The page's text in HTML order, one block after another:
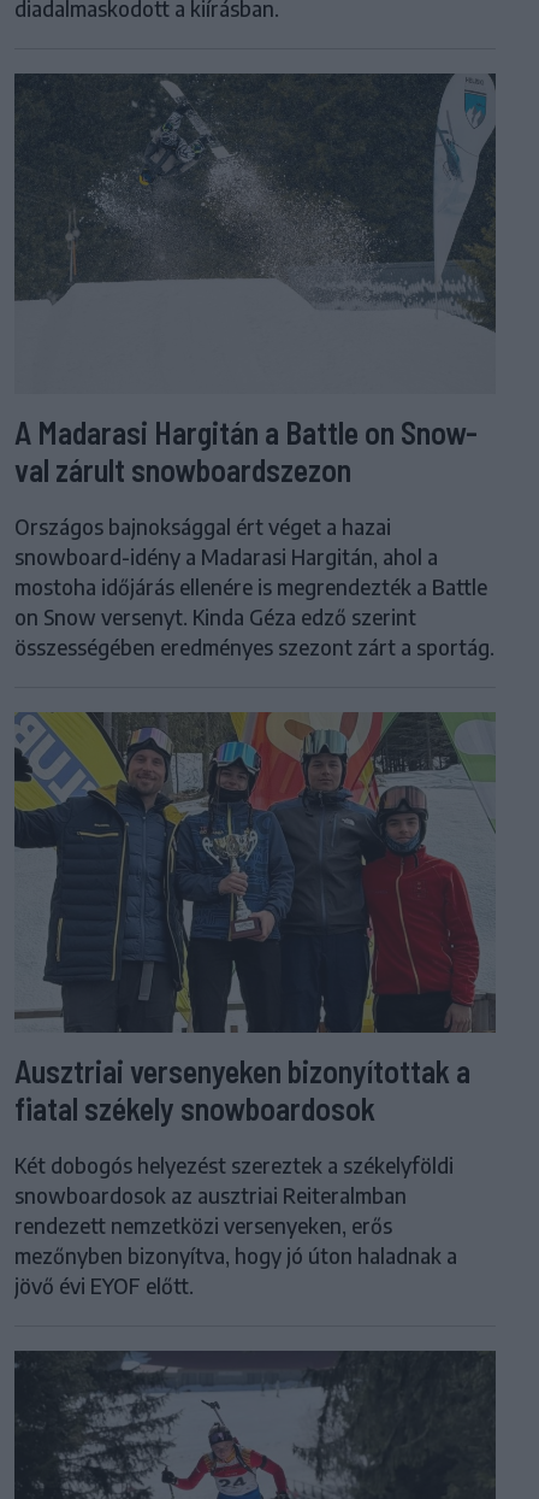
diadalmaskodott a kiírásban.
A Madarasi Hargitán a Battle on Snow-
val zárult snowboardszezon
Országos bajnoksággal ért véget a hazai
snowboard-idény a Madarasi Hargitán, ahol a
mostoha időjárás ellenére is megrendezték a Battle
on Snow versenyt. Kinda Géza edző szerint
összességében eredményes szezont zárt a sportág.
Ausztriai versenyeken bizonyítottak a
fiatal székely snowboardosok
Két dobogós helyezést szereztek a székelyföldi
snowboardosok az ausztriai Reiteralmban
rendezett nemzetközi versenyeken, erős
mezőnyben bizonyítva, hogy jó úton haladnak a
jövő évi EYOF előtt.